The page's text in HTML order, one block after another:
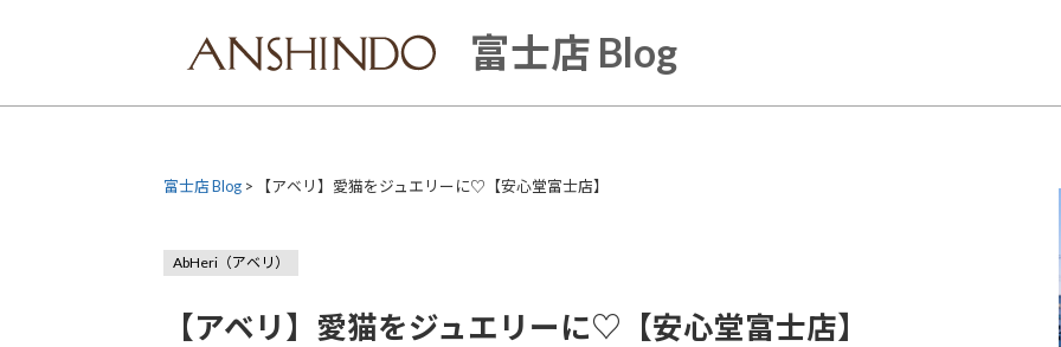
富士店 Blog
富士店 Blog > 【アベリ】愛猫をジュエリーに♡【安心堂富士店】
AbHeri（アベリ）
【アベリ】愛猫をジュエリーに♡【安心堂富士店】